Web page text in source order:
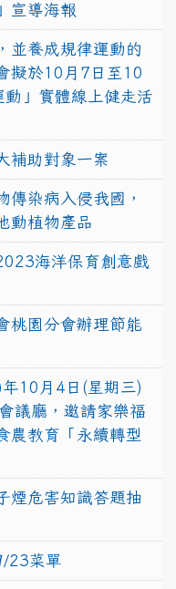
宣導海報
並養成規律運動的
擬於10月7日至10
」實體線上健走活
補助對象一案
傳染病入侵我國，
動植物產品
海洋保育創意戲
桃園分會辦理節能
10月4日(星期三)
議廳，邀請家樂福
農教育「永續轉型
煙危害知識答題抽
23菜單